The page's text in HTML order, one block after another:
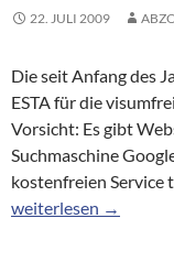
22. JULI 2009
Die seit Anfang des
ESTA für die
Vorsicht: Es gibt
Suchmaschine
kostenfreien Service
USA-Einreise:
weiterlesen →